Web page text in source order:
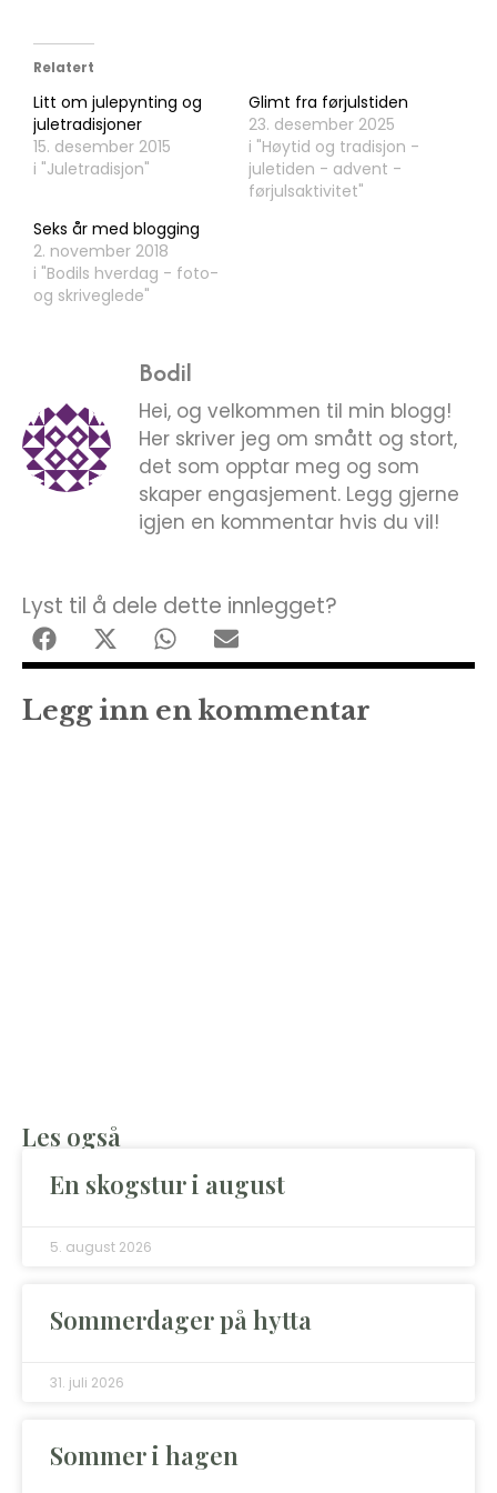
Relatert
Litt om julepynting og
juletradisjoner
15. desember 2015
i "Juletradisjon"
Glimt fra førjulstiden
23. desember 2025
i "Høytid og tradisjon -
juletiden - advent -
førjulsaktivitet"
Seks år med blogging
2. november 2018
i "Bodils hverdag - foto-
og skriveglede"
Bodil
Hei, og velkommen til min blogg!
Her skriver jeg om smått og stort,
det som opptar meg og som
skaper engasjement. Legg gjerne
igjen en kommentar hvis du vil!
Lyst til å dele dette innlegget?
Legg inn en kommentar
Les også
En skogstur i august
5. august 2026
Sommerdager på hytta
31. juli 2026
Sommer i hagen